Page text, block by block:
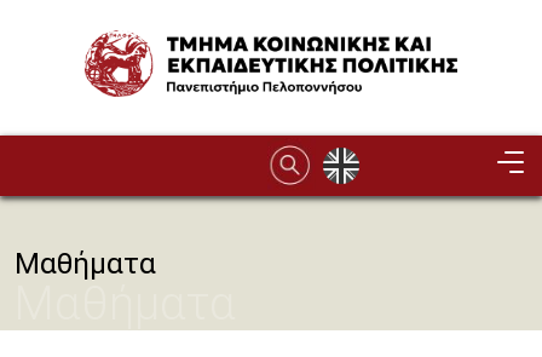
Image
Μαθήματα